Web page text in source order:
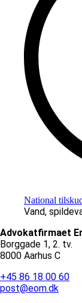
National
Vand,
Advokatfirmaet
Borggade 1, 2. tv.
8000 Aarhus C
+45 86 18 00 60
post@eom.dk